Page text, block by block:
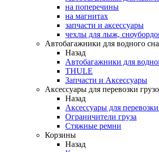
на поперечины
на магнитах
запчасти и аксессуары
чехлы для лыж,
Автобагажники для водного
Назад
Автобагажники для
THULE
Запчасти и Аксессуары
Аксессуары для перевозки
Назад
Аксессуары для перевозки
Ограничители груза
Стяжные ремни
Корзины
Назад